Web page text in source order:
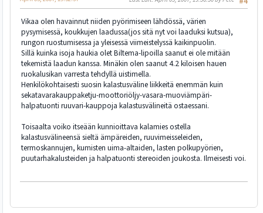
Vikaa olen havainnut niiden pyörimiseen lähdössä, värien
pysymisessä, koukkujen laadussa(jos sitä nyt voi laaduksi kutsua),
rungon ruostumisessa ja yleisessä viimeistelyssä kaikinpuolin.
Sillä kuinka isoja haukia olet Biltema-lipoilla saanut ei ole mitään
tekemistä laadun kanssa. Minäkin olen saanut 4.2 kiloisen hauen
ruokalusikan varresta tehdyllä uistimella.
Henkilökohtaisesti suosin kalastusväline liikkeitä enemmän kuin
sekatavarakauppaketju-moottoriöljy-vasara-muoviämpäri-
halpatuonti ruuvari-kauppoja kalastusvälineitä ostaessani.
Toisaalta voiko itseään kunnioittava kalamies ostella
kalastusvälineensä sieltä ämpäreiden, ruuvimeisseleiden,
termoskannujen, kumisten uima-altaiden, lasten polkupyörien,
puutarhakalusteiden ja halpatuonti stereoiden joukosta. Ilmeisesti voi.